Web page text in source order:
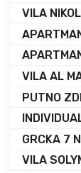
VILA
VILA AL
PUTNO
GRCKA 7
VILA